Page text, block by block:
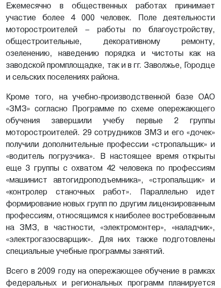
Ежемесячно в общественных работах принимает
участие более 4 000 человек. Поле деятельности
моторостроителей – работы по благоустройству,
общестроительные, декоративному ремонту,
озеленению, наведению порядка и чистоты как на
заводской промплощадке, так и в гг. Заволжье, Городце
и сельских поселениях района.
Кроме того, на учебно-производственной базе ОАО
«ЗМЗ» согласно Программе по схеме опережающего
обучения завершили учебу первые 2 группы
моторостроителей. 29 сотрудников ЗМЗ и его «дочек»
получили дополнительные профессии «стропальщик» и
«водитель погрузчика». В настоящее время открыты
еще 3 группы с охватом 42 человека по профессиям
«машинист автогидроподъемника», «стропальщик» и
«контролер станочных работ». Параллельно идет
формирование новых групп по другим лицензированным
профессиям, относящимся к наиболее востребованным
на ЗМЗ, в частности, «электромонтер», «наладчик»,
«электрогазосварщик». Для них также подготовлены
специальные учебные программы занятий.
Всего в 2009 году на опережающее обучение в рамках
федеральных и региональных программ планируется